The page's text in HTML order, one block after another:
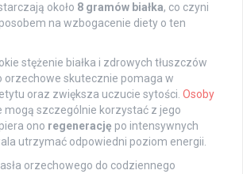
około 8 gramów białka, co czyni
na wzbogacenie diety o ten
stężenie białka i zdrowych tłuszczów
orzechowe skutecznie pomaga w
oraz zwiększa uczucie sytości. Osoby
mogą szczególnie korzystać z jego
ono regenerację po intensywnych
utrzymać odpowiedni poziom energii.
orzechowego do codziennego